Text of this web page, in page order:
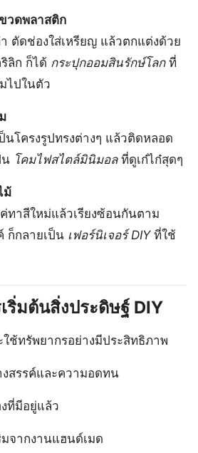
วดพลาสติก
ตัดช่องใส่เหรียญ แล้วตกแต่งด้วย
ลิก ก็ได้ กระปุกออมสินรักษ์โลกที่
ไปในตัว
นโครงรูปทรงต่างๆ แล้วติดหลอด
น โคมไฟสไตล์มินิมอลที่ดูเก๋ไก๋สุดๆ
ม้
ทาสีใหม่แล้วเรียงซ้อนกันตาม
ก็กลายเป็น เฟอร์นิเจอร์ DIYที่ใช้
ริ่มต้นสิ่งประดิษฐ์ DIY
ช้ทรัพยากรอย่างมีประสิทธิภาพ
สรรค์และความอดทน
ที่มีอยู่แล้ว
มจากงานแฮนด์เมด